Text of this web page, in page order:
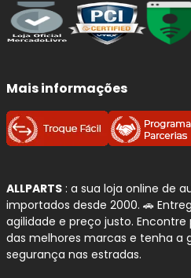
Mais informações
ALLPARTS : a sua loja online de
importados desde 2000. 🚗
agilidade e preço justo.
das melhores marcas e tenha a
segurança nas estradas.